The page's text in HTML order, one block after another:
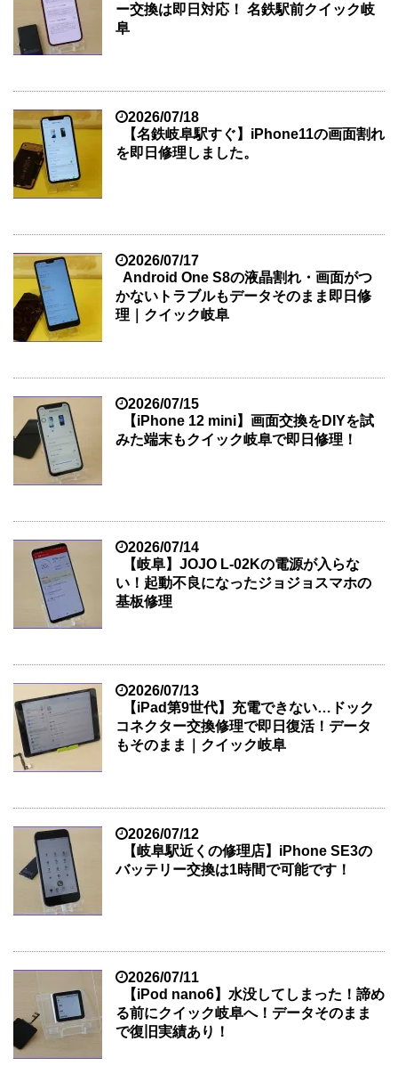
ー交換は即日対応！ 名鉄駅前クイック岐
阜
2026/07/18
【名鉄岐阜駅すぐ】iPhone11の画面割れ
を即日修理しました。
2026/07/17
Android One S8の液晶割れ・画面がつ
かないトラブルもデータそのまま即日修
理｜クイック岐阜
2026/07/15
【iPhone 12 mini】画面交換をDIYを試
みた端末もクイック岐阜で即日修理！
2026/07/14
【岐阜】JOJO L-02Kの電源が入らな
い！起動不良になったジョジョスマホの
基板修理
2026/07/13
【iPad第9世代】充電できない…ドック
コネクター交換修理で即日復活！データ
もそのまま｜クイック岐阜
2026/07/12
【岐阜駅近くの修理店】iPhone SE3の
バッテリー交換は1時間で可能です！
2026/07/11
【iPod nano6】水没してしまった！諦め
る前にクイック岐阜へ！データそのまま
で復旧実績あり！